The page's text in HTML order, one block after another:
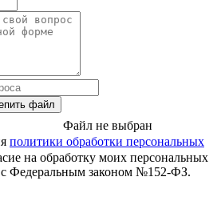
файл
Файл не выбран
политики обработки персональных
на обработку моих персональных
с Федеральным законом №152-ФЗ.